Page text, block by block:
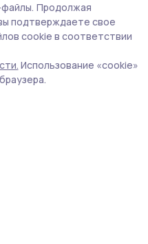
встретят
наградами
площадь села
для молодёжи и
вечер. В программе —
самых
коллективов и
Продолжая
подтверждаете свое
cookie в соответствии
Использование «cookie»